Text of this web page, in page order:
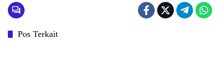
Pos Terkait